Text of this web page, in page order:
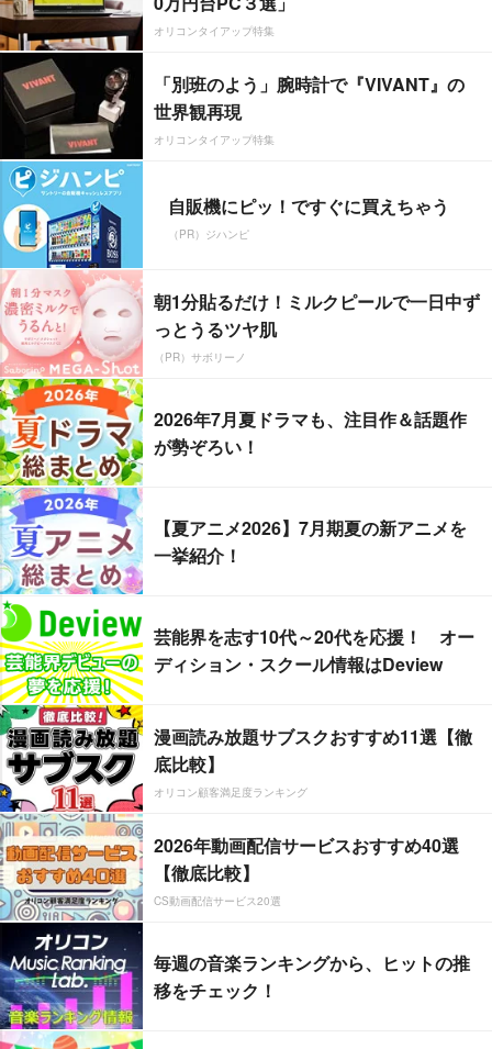
オリコンタイアップ特集
「別班のよう」腕時計で『VIVANT』の
世界観再現
オリコンタイアップ特集
自販機にピッ！ですぐに買えちゃう
（PR）ジハンピ
朝1分貼るだけ！ミルクピールで一日中ず
っとうるツヤ肌
（PR）サボリーノ
2026年7月夏ドラマも、注目作＆話題作
が勢ぞろい！
【夏アニメ2026】7月期夏の新アニメを
一挙紹介！
芸能界を志す10代～20代を応援！ オー
ディション・スクール情報はDeview
漫画読み放題サブスクおすすめ11選【徹
底比較】
オリコン顧客満足度ランキング
2026年動画配信サービスおすすめ40選
【徹底比較】
CS動画配信サービス20選
毎週の音楽ランキングから、ヒットの推
移をチェック！